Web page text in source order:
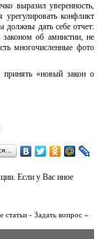
выразил уверенность,
урегулировать конфликт
дать себе отчет:
законом об амнистии, не
многочисленные фото
принять «новый закон о
Если у Вас иное
статьи - Задать вопрос »